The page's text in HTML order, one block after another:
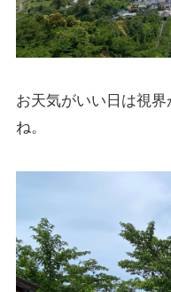
お天気がいい日は視
ね。